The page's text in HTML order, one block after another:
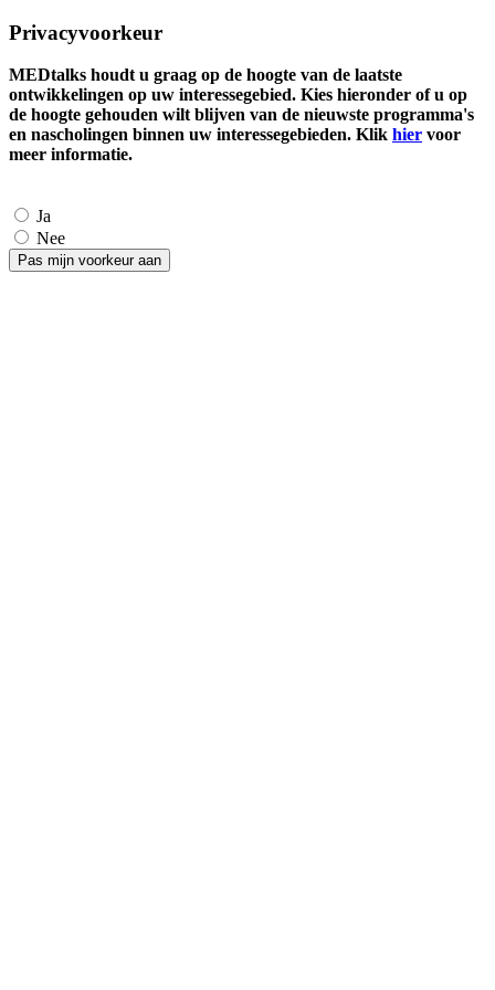
Privacyvoorkeur
MEDtalks houdt u graag op de hoogte van de laatste
ontwikkelingen op uw interessegebied. Kies hieronder of u op
de hoogte gehouden wilt blijven van de nieuwste programma's
en nascholingen binnen uw interessegebieden. Klik hier voor
meer informatie.
Ja
Nee